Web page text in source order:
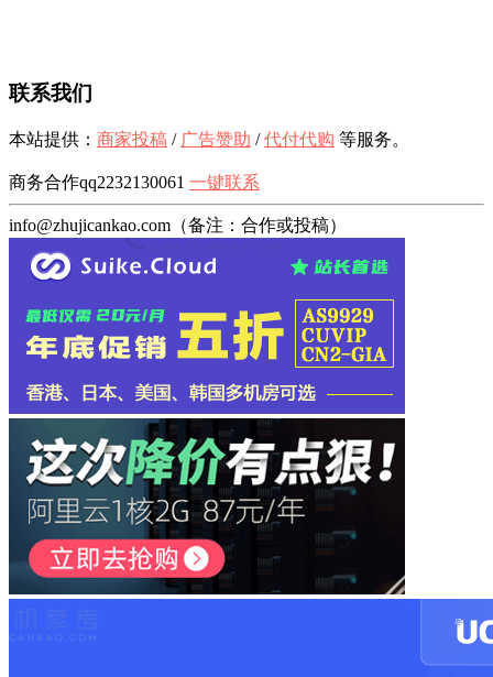
联系我们
本站提供： 商家投稿 / 广告赞助 /代付代购 等服务。
商务合作qq2232130061 一键联系
info@zhujicankao.com（备注：合作或投稿）